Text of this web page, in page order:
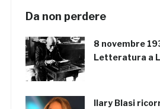
Da non perdere
8 novembre
Letteratura a
Ilary Blasi